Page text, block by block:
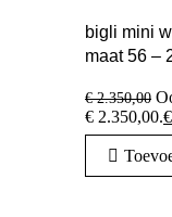
bigli mini
maat 56 –
€2.350,00
€ 2.350,00.€